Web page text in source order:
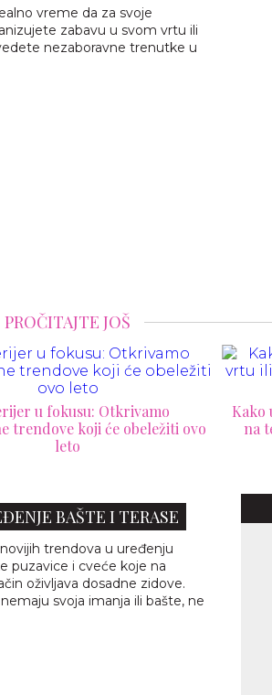
vreme da za svoje
zabavu u svom vrtu ili
nezaboravne trenutke u
PROČITAJTE JOŠ
savršenu trpezariju u vrtu ili
Ideje za letnji kutak iz snova
BAŠTE I TERASE
trendova u uređenju
puzavice i cveće koje na
oživljava dosadne zidove.
svoja imanja ili bašte, ne